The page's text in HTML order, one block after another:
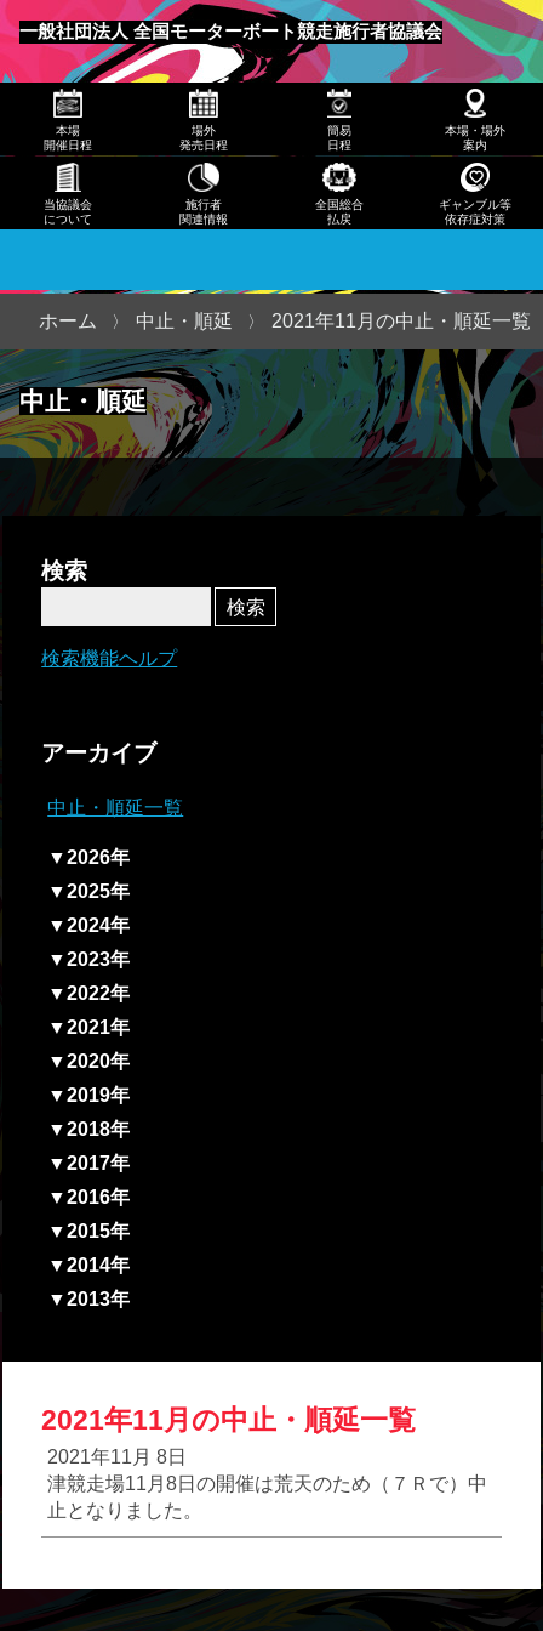
一般社団法人 全国モーターボート競走施行者協議会
メニュー
発売
日程
日程
本
場・
案内
当協
議会
につ
いて
本場
開催日程
場外
発売日程
簡易
日程
本場・場外
案内
当協議会
について
施行者
関連情報
全国総合
払戻
ギャンブル等
依存症対策
中止・順延
ホーム 中止・順延 2021年11月の中止・順延一覧
検索
検索機能ヘルプ
アーカイブ
中止・順延一覧
▼2026年
▼2025年
▼2024年
▼2023年
▼2022年
▼2021年
▼2020年
▼2019年
▼2018年
▼2017年
▼2016年
▼2015年
▼2014年
▼2013年
2021年11月の中止・順延一覧
2021年11月 8日
津競走場11月8日の開催は荒天のため（７Ｒで）中
止となりました。